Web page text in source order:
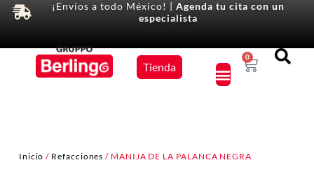
¡Envíos a todo México! | Agenda tu cita con un
especialista
Tienda
0
Inicio / Refacciones / MANIJA DE LA PALANCA NEGRA